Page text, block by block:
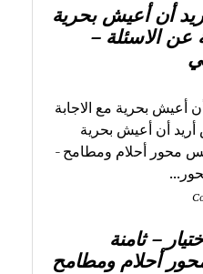
أن أعيش بحرية
عن الاسئلة –
أعيش بحرية مع الاجابة
أن أعيش بحرية
5 الخامس محور أحلام ومطامح -
– ثامنة
أحلام ومطامح